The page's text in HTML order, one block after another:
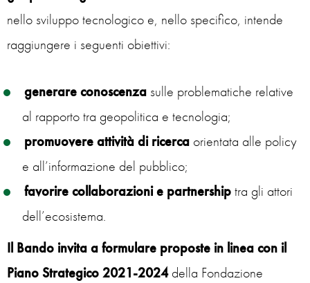
nello sviluppo tecnologico e, nello specifico, intende
raggiungere i seguenti obiettivi:
generare conoscenza sulle problematiche relative
al rapporto tra geopolitica e tecnologia;
promuovere attività di ricerca orientata alle policy
e all’informazione del pubblico;
favorire collaborazioni e partnershiptra gli attori
dell’ecosistema.
Il Bando invita a formulare proposte in linea con il
Piano Strategico 2021-2024della Fondazione